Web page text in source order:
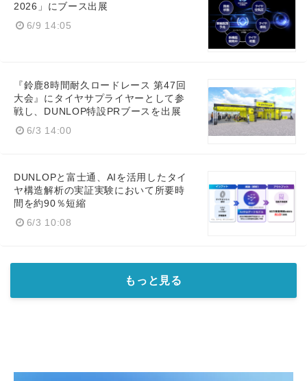
2026」にブース出展
6/9 14:05
『鈴鹿8時間耐久ロードレース 第47回
大会』にタイヤサプライヤーとして参
戦し、DUNLOP特設PRブースを出展
6/3 14:00
DUNLOPと富士通、AIを活用したタイ
ヤ構造解析の実証実験において所要時
間を約90％短縮
6/3 10:08
もっと見る